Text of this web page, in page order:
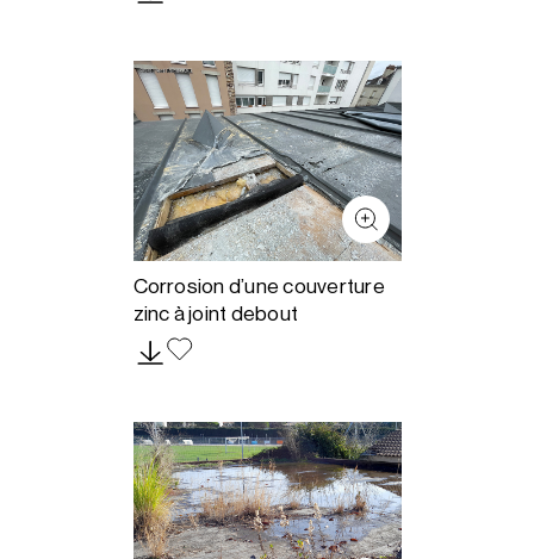
Corrosion d’une couverture
zinc à joint debout